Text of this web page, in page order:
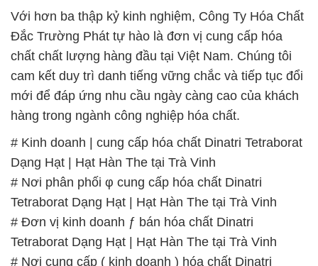
# Nơi phân phối φ cung cấp hóa chất Dinatri
Tetraborat Dạng Hạt | Hạt Hàn The tại Trà Vinh
# Đơn vị kinh doanh ƒ bán hóa chất Dinatri
Tetraborat Dạng Hạt | Hạt Hàn The tại Trà Vinh
# Nơi cung cấp ( kinh doanh ) hóa chất Dinatri
Tetraborat Dạng Hạt | Hạt Hàn The tại Trà Vinh
# Cty chuyên bán / thương mại hóa chất Dinatri
Tetraborat Dạng Hạt | Hạt Hàn The tại Trà Vinh
# Công ty kinh doanh ¯ cung cấp hóa chất Dinatri
Tetraborat Dạng Hạt | Hạt Hàn The tại Trà Vinh
# Công ty chuyên bán π cung ứng hóa chất Dinatri
Tetraborat Dạng Hạt | Hạt Hàn The tại Trà Vinh
# Công ty bán ○ cung ứng hóa chất Dinatri